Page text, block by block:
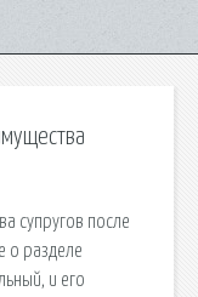
супругов после
о разделе
и его